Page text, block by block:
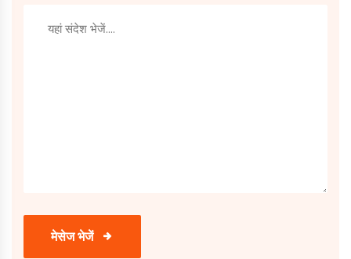
मेसेज भेजें